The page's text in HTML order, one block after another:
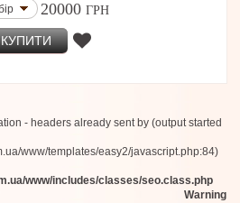
20000 ГРН
КУПИТИ
- headers already sent by (output started
www/templates/easy2/javascript.php:84)
www/includes/classes/seo.class.php
Warning